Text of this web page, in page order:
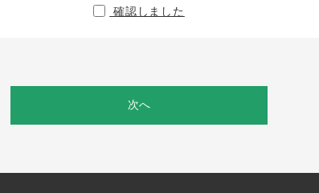
確認しました
次へ